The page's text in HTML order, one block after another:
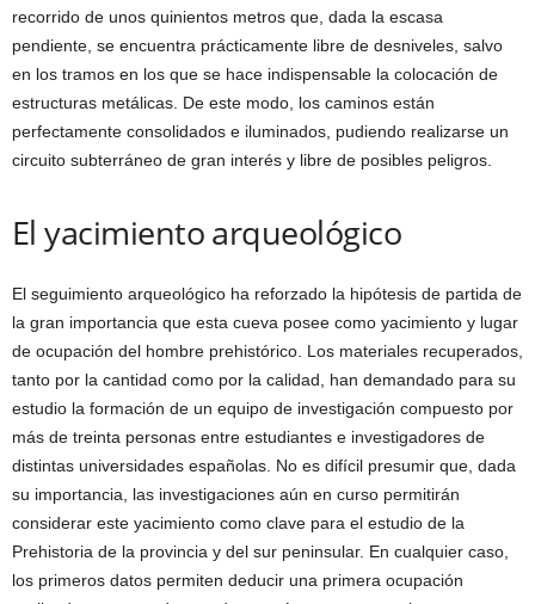
recorrido de unos quinientos metros que, dada la escasa
pendiente, se encuentra prácticamente libre de desniveles, salvo
en los tramos en los que se hace indispensable la colocación de
estructuras metálicas. De este modo, los caminos están
perfectamente consolidados e iluminados, pudiendo realizarse un
circuito subterráneo de gran interés y libre de posibles peligros.
El yacimiento arqueológico
El seguimiento arqueológico ha reforzado la hipótesis de partida de
la gran importancia que esta cueva posee como yacimiento y lugar
de ocupación del hombre prehistórico. Los materiales recuperados,
tanto por la cantidad como por la calidad, han demandado para su
estudio la formación de un equipo de investigación compuesto por
más de treinta personas entre estudiantes e investigadores de
distintas universidades españolas. No es difícil presumir que, dada
su importancia, las investigaciones aún en curso permitirán
considerar este yacimiento como clave para el estudio de la
Prehistoria de la provincia y del sur peninsular. En cualquier caso,
los primeros datos permiten deducir una primera ocupación